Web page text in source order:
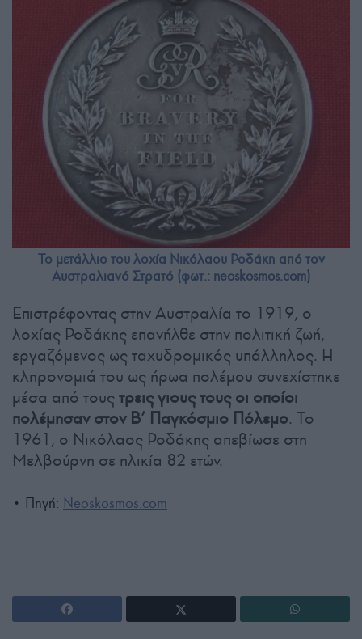
Το μετάλλιο του λοχία Νικόλαου Ροδάκη από τον
Αυστραλιανό Στρατό (φωτ.: neoskosmos.com)
Επιστρέφοντας στην Αυστραλία το 1919, ο
λοχίας Ροδάκης επανήλθε στην πολιτική ζωή,
εργαζόμενος ως ταχυδρομικός υπάλληλος. Η
κληρονομιά του ως ήρωα πολέμου συνεχίστηκε
μέσα από τους τρεις γιους τους οι οποίοι
πολέμησαν στον Β’ Παγκόσμιο Πόλεμο. Το
1961, ο Νικόλαος Ροδάκης απεβίωσε στη
Μελβούρνη σε ηλικία 82 ετών.
• Πηγή: Neoskosmos.com